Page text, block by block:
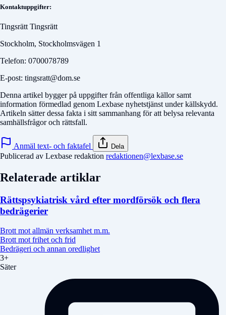
Kontaktuppgifter:
Tingsrätt Tingsrätt
Stockholm, Stockholmsvägen 1
Telefon: 0700078789
E-post: tingsratt@dom.se
Denna artikel bygger på uppgifter från offentliga källor samt
information förmedlad genom Lexbase nyhetstjänst under källskydd.
Artikeln sätter dessa fakta i sitt sammanhang för att belysa relevanta
samhällsfrågor och rättsfall.
Anmäl text- och faktafel Dela
Publicerad av Lexbase redaktion redaktionen@lexbase.se
Relaterade artiklar
Rättspsykiatrisk vård efter mordförsök och flera
bedrägerier
Brott mot allmän verksamhet m.m.
Brott mot frihet och frid
Bedrägeri och annan oredlighet
3+
Säter